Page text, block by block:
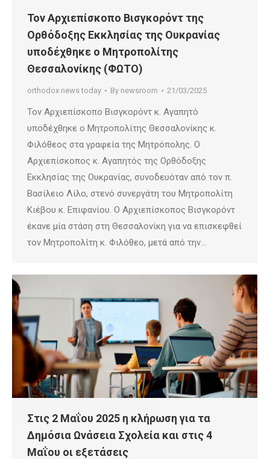
Τον Αρχιεπίσκοπο Βισγκορόντ της
Ορθόδοξης Εκκλησίας της Ουκρανίας
υποδέχθηκε ο Μητροπολίτης
Θεσσαλονίκης (ΦΩΤΟ)
orthodox news today By newsroom 21/03/2025
Τον Αρχιεπίσκοπο Βισγκορόντ κ. Αγαπητό
υποδέχθηκε ο Μητροπολίτης Θεσσαλονίκης κ.
Φιλόθεος στα γραφεία της Μητρόπολης. Ο
Αρχιεπίσκοπος κ. Αγαπητός της Ορθόδοξης
Εκκλησίας της Ουκρανίας, συνοδευόταν από τον π.
Βασίλειο Λίλο, στενό συνεργάτη του Μητροπολίτη
Κιέβου κ. Επιφανίου. Ο Αρχιεπίσκοπος Βισγκορόντ
έκανε μία στάση στη Θεσσαλονίκη για να επισκεφθεί
τον Μητροπολίτη κ. Φιλόθεο, μετά από την…
Στις 2 Μαΐου 2025 η κλήρωση για τα
Δημόσια Ωνάσεια Σχολεία και στις 4
Μαΐου οι εξετάσεις